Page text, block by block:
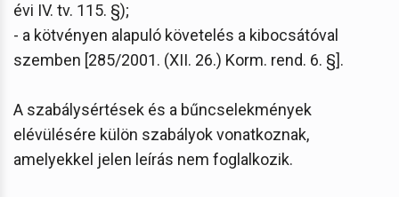
évi IV. tv. 115. §);
- a kötvényen alapuló követelés a kibocsátóval
szemben [285/2001. (XII. 26.) Korm. rend. 6. §].
A szabálysértések és a bűncselekmények
elévülésére külön szabályok vonatkoznak,
amelyekkel jelen leírás nem foglalkozik.